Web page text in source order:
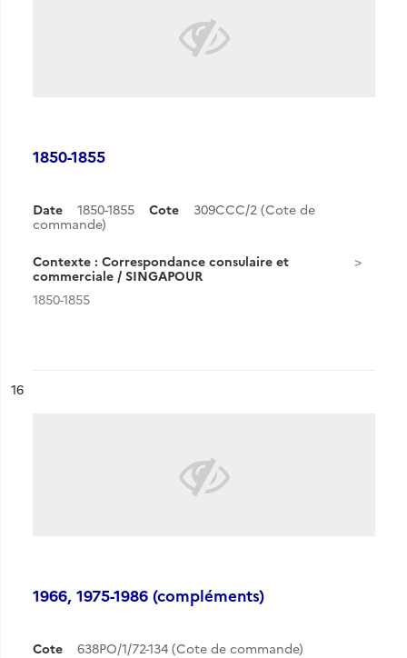
1850-1855
Date 1850-1855 Cote
309CCC/2 (Cote de
commande)
Contexte : Correspondance consulaire et
commerciale / SINGAPOUR
1850-1855
n°
16
1966, 1975-1986 (compléments)
Cote 638PO/1/72-134 (Cote de commande)